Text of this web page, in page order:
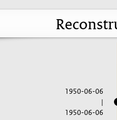
1950-06-06
|
1950-06-06